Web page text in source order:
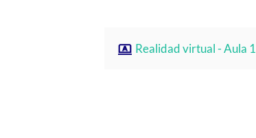
Realidad virtual - Aula 1